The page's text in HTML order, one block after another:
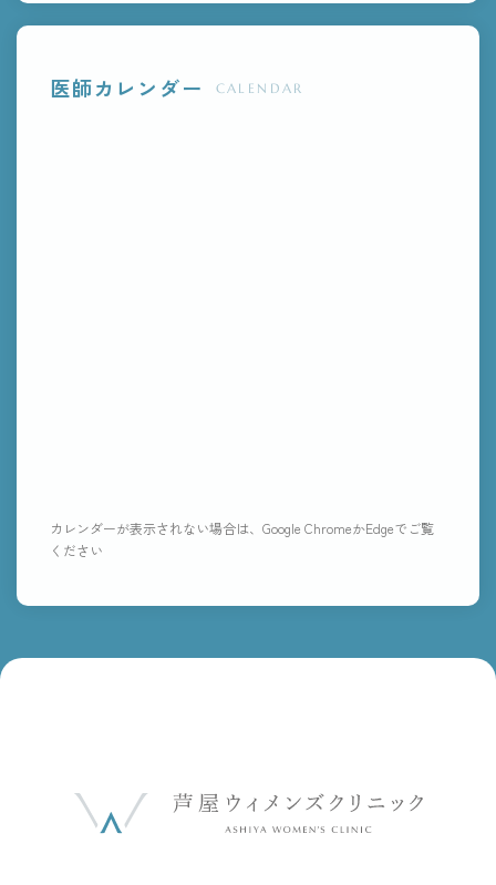
医師カレンダー CALENDAR
カレンダーが表示されない場合は、Google ChromeかEdgeでご覧
ください